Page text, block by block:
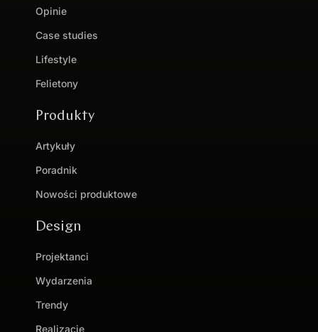
Opinie
Case studies
Lifestyle
Felietony
Produkty
Artykuły
Poradnik
Nowości produktowe
Design
Projektanci
Wydarzenia
Trendy
Realizacje